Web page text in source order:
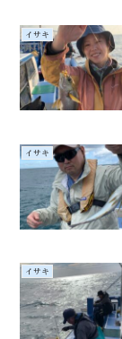
イサキ
イサキ
イサキ